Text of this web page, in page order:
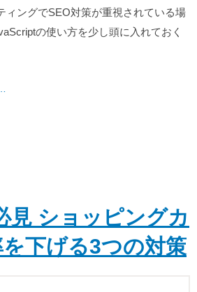
ィングでSEO対策が重視されている場
の使い方を少し頭に入れておく
見 ショッピングカ
下げる3つの対策